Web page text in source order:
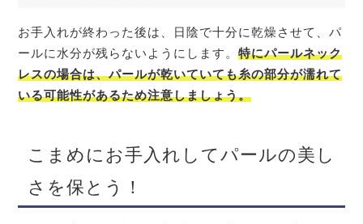
お手入れが終わった後は、日陰で十分に乾燥させて、パ
ールに水分が残らないようにします。特にパールネック
レスの場合は、パールが乾いていても糸の部分が濡れて
いる可能性があるため注意しましょう。
こまめにお手入れしてパールの美し
さを保とう！